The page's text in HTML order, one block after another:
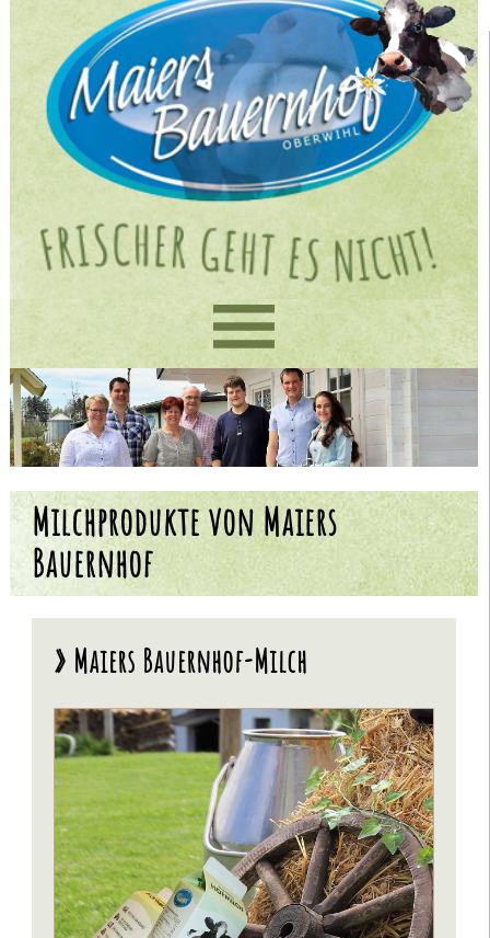
Home
Produkte
Verkauf
Über uns
Kontakt
Milchprodukte von Maiers
Bauernhof
» Maiers Bauernhof-Milch